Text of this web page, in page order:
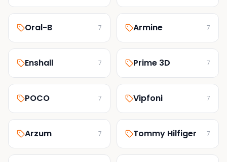
Oral-B 7 Armine 7
Enshall 7 Prime 3D 7
POCO 7 Vipfoni 7
Arzum 7 Tommy Hilfiger 7